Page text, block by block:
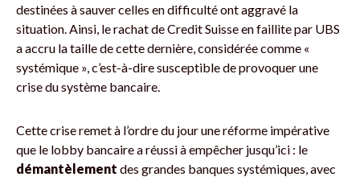
destinées à sauver celles en difficulté ont aggravé la
situation. Ainsi, le rachat de Credit Suisse en faillite par UBS
a accru la taille de cette dernière, considérée comme «
systémique », c’est-à-dire susceptible de provoquer une
crise du système bancaire.
Cette crise remet à l’ordre du jour une réforme impérative
que le lobby bancaire a réussi à empêcher jusqu’ici : le
démantèlement des grandes banques systémiques, avec